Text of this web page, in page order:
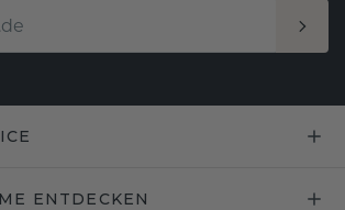
ENTDECKEN